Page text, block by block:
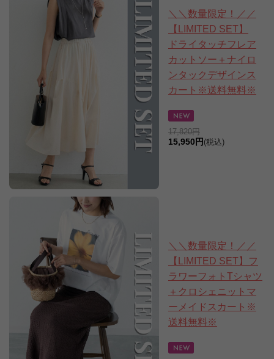
＼＼数量限定！／／
【LIMITED SET】
ドライタッチフレア
カットソー＋ナイロ
ンタックデザインス
カート※送料無料※
17,820円
15,950円 (税込)
＼＼数量限定！／／
【LIMITED SET】フ
ラワーフォトTシャツ
＋クロシェニットマ
ーメイドスカート※
送料無料※